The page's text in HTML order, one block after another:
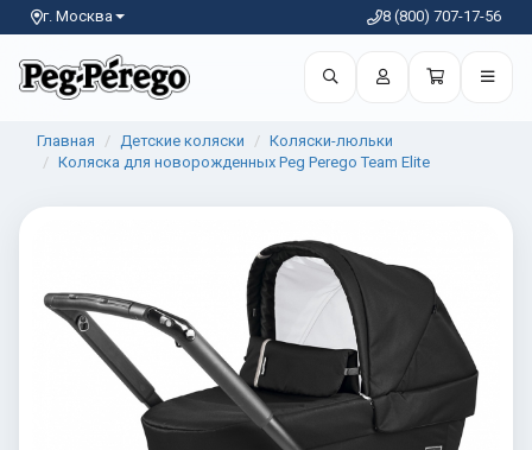
г. Москва 8 (800) 707-17-56
Главная Детские коляски
Коляски-люльки
Коляска для новорожденных Peg Perego Team Elite